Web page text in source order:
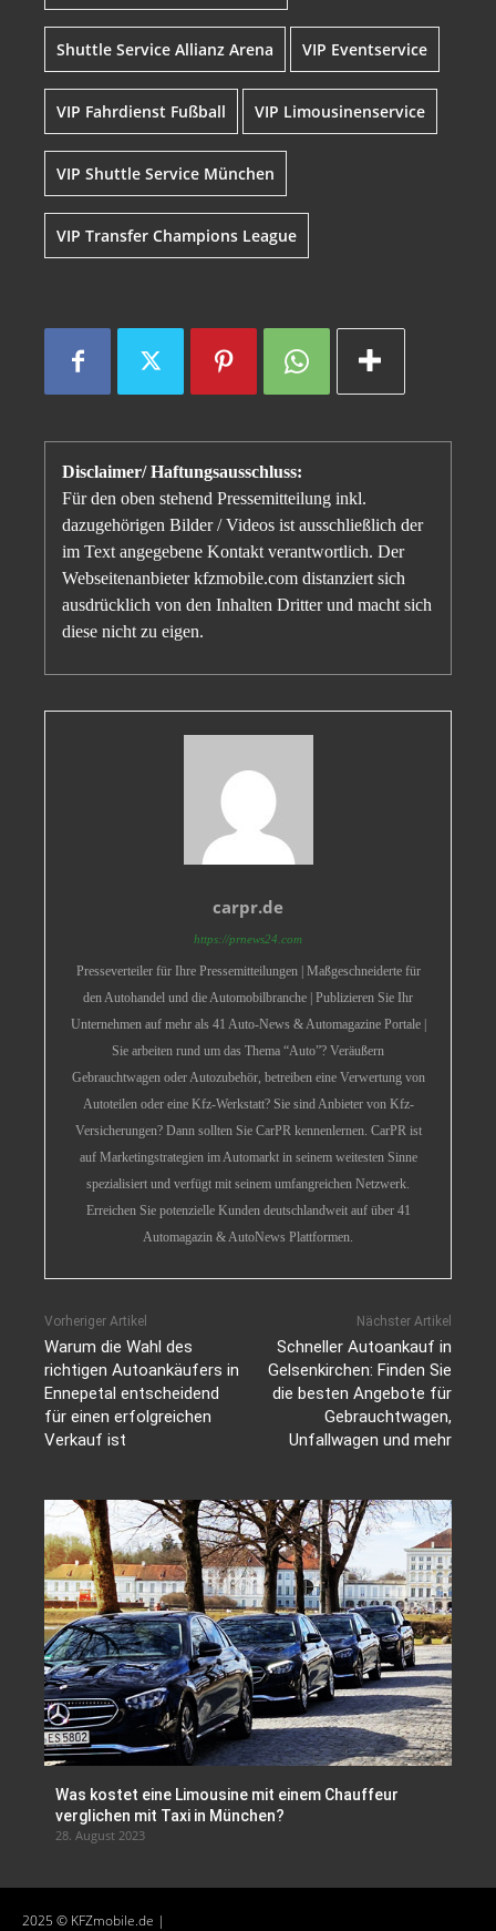
Shuttle Service Allianz Arena VIP Eventservice
VIP Fahrdienst Fußball VIP Limousinenservice
VIP Shuttle Service München
VIP Transfer Champions League
Disclaimer/ Haftungsausschluss:
Für den oben stehend Pressemitteilung inkl.
dazugehörigen Bilder / Videos ist ausschließlich der
im Text angegebene Kontakt verantwortlich. Der
Webseitenanbieter kfzmobile.com distanziert sich
ausdrücklich von den Inhalten Dritter und macht sich
diese nicht zu eigen.
carpr.de
https://prnews24.com
Presseverteiler für Ihre Pressemitteilungen | Maßgeschneiderte für
den Autohandel und die Automobilbranche | Publizieren Sie Ihr
Unternehmen auf mehr als 41 Auto-News & Automagazine Portale |
Sie arbeiten rund um das Thema “Auto”? Veräußern
Gebrauchtwagen oder Autozubehör, betreiben eine Verwertung von
Autoteilen oder eine Kfz-Werkstatt? Sie sind Anbieter von Kfz-
Versicherungen? Dann sollten Sie CarPR kennenlernen. CarPR ist
auf Marketingstrategien im Automarkt in seinem weitesten Sinne
spezialisiert und verfügt mit seinem umfangreichen Netzwerk.
Erreichen Sie potenzielle Kunden deutschlandweit auf über 41
Automagazin & AutoNews Plattformen.
Vorheriger Artikel
Warum die Wahl des
richtigen Autoankäufers in
Ennepetal entscheidend
für einen erfolgreichen
Verkauf ist
Nächster Artikel
Schneller Autoankauf in
Gelsenkirchen: Finden Sie
die besten Angebote für
Gebrauchtwagen,
Unfallwagen und mehr
Was kostet eine Limousine mit einem Chauffeur
verglichen mit Taxi in München?
28. August 2023
2025 © KFZmobile.de |